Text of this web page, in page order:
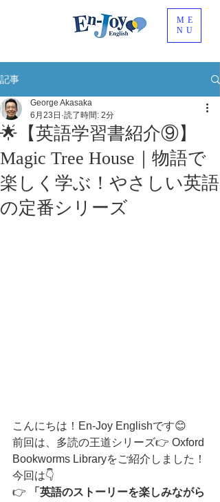
ME
NU
記事
🌟【英語学習書紹介⑨】
Magic Tree House｜物語で
楽しく学ぶ！やさしい英語
の定番シリーズ
George Akasaka
6月23日 読了時間: 2分
こんにちは！En-Joy Englishです😊
前回は、多読の王道シリーズ👉 Oxford
Bookworms Libraryをご紹介しました！
今回は👇
👉
「英語のストーリーを楽しみながら